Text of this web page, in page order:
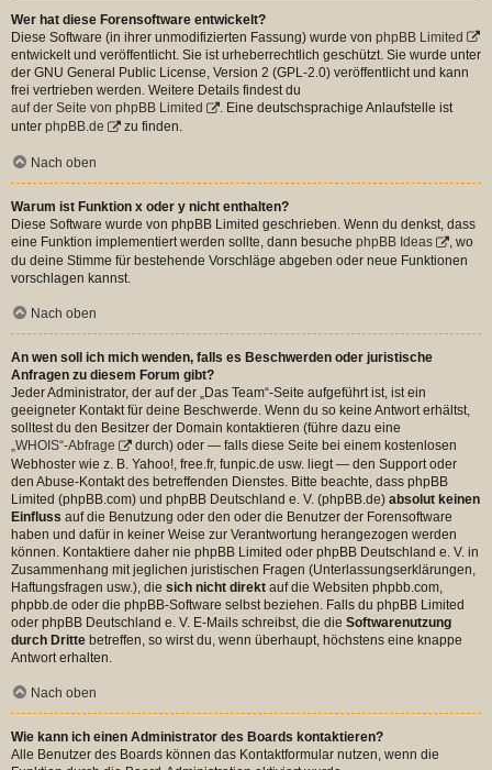
Wer hat diese Forensoftware entwickelt?
Diese Software (in ihrer unmodifizierten Fassung) wurde von phpBB Limited
entwickelt und veröffentlicht. Sie ist urheberrechtlich geschützt. Sie wurde unter
der GNU General Public License, Version 2 (GPL-2.0) veröffentlicht und kann
frei vertrieben werden. Weitere Details findest du
auf der Seite von phpBB Limited
. Eine deutschsprachige Anlaufstelle ist
unter phpBB.de zu finden.
Nach oben
Warum ist Funktion x oder y nicht enthalten?
Diese Software wurde von phpBB Limited geschrieben. Wenn du denkst, dass
eine Funktion implementiert werden sollte, dann besuche phpBB Ideas
, wo
du deine Stimme für bestehende Vorschläge abgeben oder neue Funktionen
vorschlagen kannst.
Nach oben
An wen soll ich mich wenden, falls es Beschwerden oder juristische
Anfragen zu diesem Forum gibt?
Jeder Administrator, der auf der „Das Team“-Seite aufgeführt ist, ist ein
geeigneter Kontakt für deine Beschwerde. Wenn du so keine Antwort erhältst,
solltest du den Besitzer der Domain kontaktieren (führe dazu eine
„WHOIS“-Abfrage
durch) oder — falls diese Seite bei einem kostenlosen
Webhoster wie z. B. Yahoo!, free.fr, funpic.de usw. liegt — den Support oder
den Abuse-Kontakt des betreffenden Dienstes. Bitte beachte, dass phpBB
Limited (phpBB.com) und phpBB Deutschland e. V. (phpBB.de) absolut keinen
Einfluss auf die Benutzung oder den oder die Benutzer der Forensoftware
haben und dafür in keiner Weise zur Verantwortung herangezogen werden
können. Kontaktiere daher nie phpBB Limited oder phpBB Deutschland e. V. in
Zusammenhang mit jeglichen juristischen Fragen (Unterlassungserklärungen,
Haftungsfragen usw.), die sich nicht direkt auf die Websiten phpbb.com,
phpbb.de oder die phpBB-Software selbst beziehen. Falls du phpBB Limited
oder phpBB Deutschland e. V. E-Mails schreibst, die die Softwarenutzung
durch Dritte betreffen, so wirst du, wenn überhaupt, höchstens eine knappe
Antwort erhalten.
Nach oben
Wie kann ich einen Administrator des Boards kontaktieren?
Alle Benutzer des Boards können das Kontaktformular nutzen, wenn die